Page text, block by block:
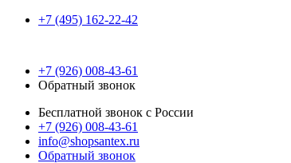
+7 (495) 162-22-42
+7 (926) 008-43-61
Обратный звонок
Бесплатной звонок с России
+7 (926) 008-43-61
info@shopsantex.ru
Обратный звонок